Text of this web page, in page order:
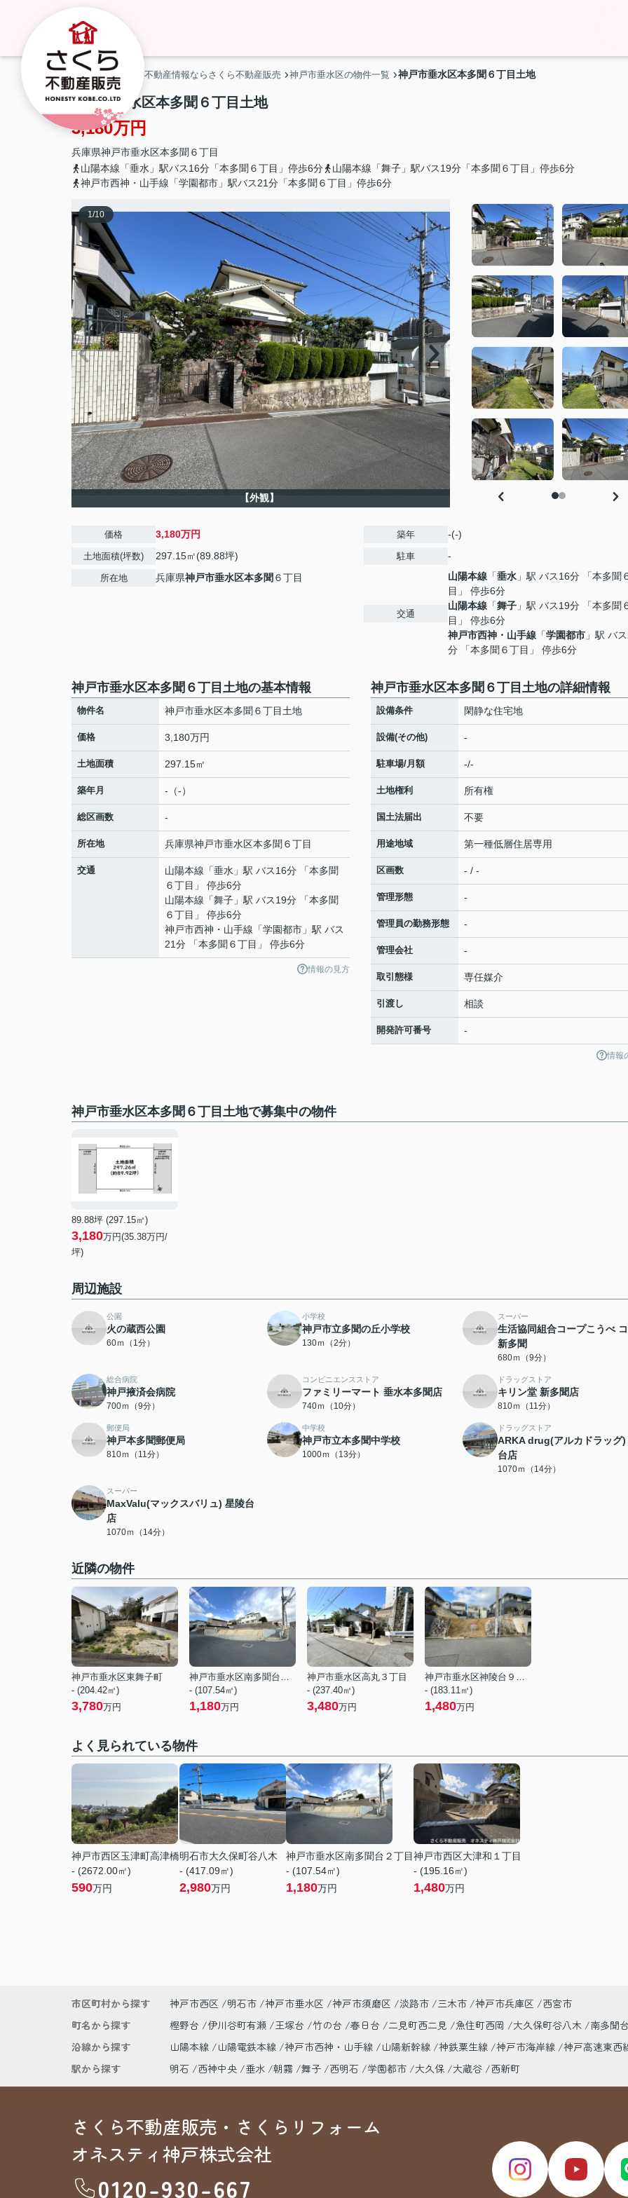
神戸市・明石市の不動産情報ならさくら不動産販売 神戸市垂水区の物件一覧 神戸市垂水区本多聞６丁目土地
神戸市垂水区本多聞６丁目土地
3,180万円
兵庫県神戸市垂水区本多聞 ６丁目
山陽本線「垂水」駅バス16分「本多聞６丁目」停歩6分
山陽本線「舞子」駅バス19分「本多聞６丁目」停歩6分
神戸市西神・山手線「学園都市」駅バス21分「本多聞６丁目」停歩6分
1/10
【外観】
価格 3,180万円
土地面積(坪数) 297.15㎡(89.88坪)
所在地 兵庫県神戸市垂水区本多聞 ６丁目
築年 -(-)
駐車 -
交通
山陽本線 「垂水 」駅 バス16分 「本多聞
目」 停歩6分
山陽本線 「舞子 」駅 バス19分 「本多聞
目」 停歩6分
神戸市西神・山手線 「学園都市 」駅 バ
分 「本多聞６丁目」 停歩6分
神戸市垂水区本多聞６丁目土地の基本情報
物件名 神戸市垂水区本多聞６丁目土地
価格 3,180万円
土地面積 297.15㎡
築年月 -（-）
総区画数 -
所在地 兵庫県神戸市垂水区本多聞 ６丁目
交通 山陽本線 「垂水 」駅 バス16分 「本多聞
６丁目」 停歩6分
山陽本線 「舞子 」駅 バス19分 「本多聞
６丁目」 停歩6分
神戸市西神・山手線 「学園都市 」駅 バス
21分 「本多聞６丁目」 停歩6分
情報の見方
神戸市垂水区本多聞６丁目土地の詳細情報
設備条件 閑静な住宅地
設備(その他) -
駐車場/月額 -/-
土地権利 所有権
国土法届出 不要
用途地域 第一種低層住居専用
区画数 - / -
管理形態 -
管理員の勤務形態 -
管理会社 -
取引態様 専任媒介
引渡し 相談
開発許可番号 -
情報
神戸市垂水区本多聞６丁目土地で募集中の物件
89.88坪 (297.15㎡)
3,180万円(35.38万円/
坪)
周辺施設
公園
火の蔵西公園
60ｍ（1分）
小学校
神戸市立多聞の丘小学校
130ｍ（2分）
スーパー
生活協同組合コープこうべ
新多聞
680ｍ（9分）
総合病院
神戸掖済会病院
700ｍ（9分）
コンビニエンスストア
ファミリーマート 垂水本多聞店
740ｍ（10分）
ドラッグストア
キリン堂 新多聞店
810ｍ（11分）
郵便局
神戸本多聞郵便局
810ｍ（11分）
中学校
神戸市立本多聞中学校
1000ｍ（13分）
ドラッグストア
ARKA drug(アルカドラッグ)
台店
1070ｍ（14分）
スーパー
MaxValu(マックスバリュ) 星陵台
店
1070ｍ（14分）
近隣の物件
神戸市垂水区東舞子町
- (204.42㎡)
3,780万円
神戸市垂水区南多聞台２丁目
- (107.54㎡)
1,180万円
神戸市垂水区高丸３丁目
- (237.40㎡)
3,480万円
神戸市垂水区神陵台９丁目
- (183.11㎡)
1,480万円
よく見られている物件
神戸市西区玉津町高津橋
- (2672.00㎡)
590万円
明石市大久保町谷八木
- (417.09㎡)
2,980万円
神戸市垂水区南多聞台２丁目
- (107.54㎡)
1,180万円
神戸市西区大津和１丁目
- (195.16㎡)
1,480万円
市区町村から探す 神戸市西区 明石市 神戸市垂水区 神戸市須磨区 淡路市 三木市 神戸市兵庫区
西宮市
町名から探す
樫野台 伊川谷町有瀬 王塚台 竹の台 春日台 二見町西二見 魚住町西岡 大久保町谷八木
南多聞
沿線から探す
山陽本線 山陽電鉄本線 神戸市西神・山手線 山陽新幹線 神鉄粟生線 神戸市海岸線 神戸高速東西
駅から探す
明石 西神中央 垂水 朝霧 舞子 西明石 学園都市 大久保 大蔵谷 西新町
さくら不動産販売・さくらリフォーム
オネスティ神戸株式会社
0120-930-667